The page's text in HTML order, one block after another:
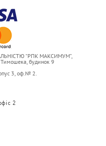
“РПК МАКСИМУМ”,
будинок 9
3, оф.№ 2.
2